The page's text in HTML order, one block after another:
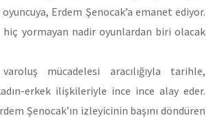
Erdem Şenocak’a emanet ediyor.
hiç yormayan nadir oyunlardan biri olacak
mücadelesi aracılığıyla tarihle,
erkek ilişkileriyle ince ince alay eder.
Şenocak’ın izleyicinin başını döndüren